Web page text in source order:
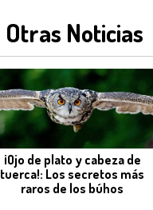
Otras Noticias
¡Ojo de plato y cabeza de
tuerca!: Los secretos más
raros de los búhos